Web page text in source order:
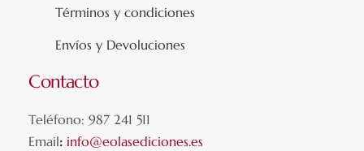
Términos y condiciones
Envíos y Devoluciones
Contacto
Teléfono: 987 241 511
Email: info@eolasediciones.es